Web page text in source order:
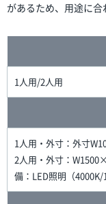
があるため、用途に合
1人用/2人用
1人用・外寸：外寸
2人用・外寸：
備：LED照明（